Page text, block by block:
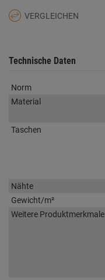
VERGLEICHEN
Technische Daten
Norm
Material
Taschen
Nähte
Gewicht/m²
Weitere Produktmerkmale